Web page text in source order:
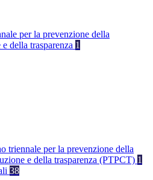
per la prevenzione della
della trasparenza 1
triennale per la prevenzione della
e della trasparenza (PTPCT) 1
38